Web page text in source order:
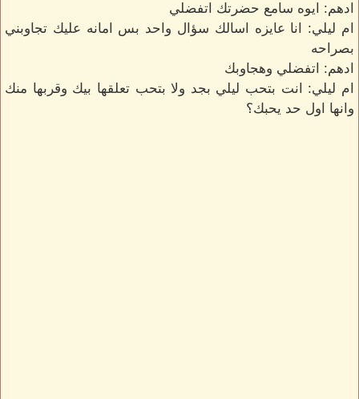
ادهم: ايوه سامع حضرتك اتفضلي
ام ليلي: انا عايزه اسالك سؤال واحد بس امانه عليك تجاوبني
بصراحه
ادهم: اتفضلي وهجاوبك
ام ليلي: انت بتحب ليلي بجد ولا بتحب تعلقها بيك وقربها منك
وانها اول حد يحبك؟